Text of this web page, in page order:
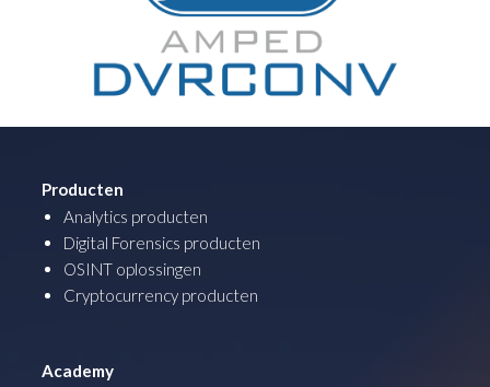
Producten
Analytics producten
Digital Forensics producten
OSINT oplossingen
Cryptocurrency producten
Academy